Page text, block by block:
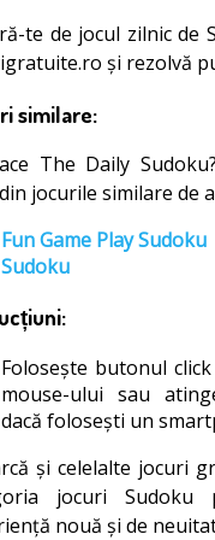
te de jocul zilnic de
și rezolvă
similare:
The Daily
jocurile similare de
Fun Game Play Sudoku
Sudoku
Folosește butonul
mouse-ului sau
dacă folosești un
și celelalte jocuri
jocuri Sudoku
nouă și de